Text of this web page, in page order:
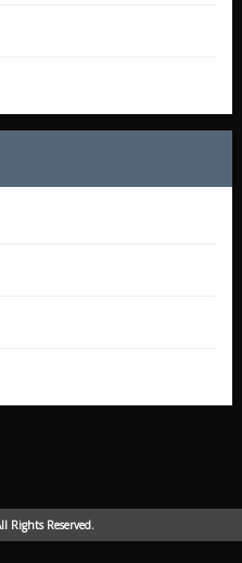
Rights Reserved.